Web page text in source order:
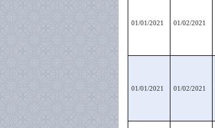
01/01/2021 01/02/2021
01/01/2021 01/02/2021